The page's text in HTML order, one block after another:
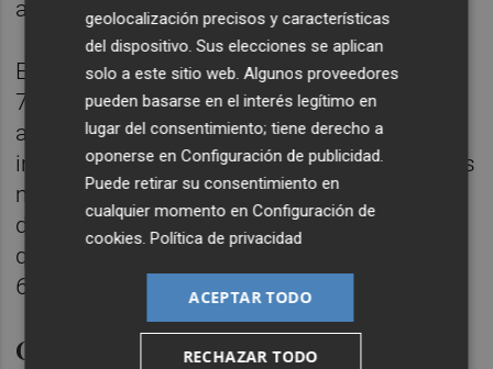
atención ambulatoria.
En este sentido, el complejo dispondrá de
765 camas frente a las 534 actuales,
además de 31 quirófanos y 26 salas de
intervención. El área de Urgencias, una de las
más saturadas en estos momentos, pasará
de 68 a 103 puestos de atención, mientras
que el área de cirugía general aumentará de
60 a 80 camas de hospitalización.
Otras propuestas sanitarias
geolocalización precisos y características
del dispositivo. Sus elecciones se aplican
solo a este sitio web. Algunos proveedores
pueden basarse en el interés legítimo en
lugar del consentimiento; tiene derecho a
oponerse enConfiguración de publicidad
Puede retirar su consentimiento en
cualquier momento enConfiguración de
cookies .Política de privacidad
ACEPTAR TODO
RECHAZAR TODO